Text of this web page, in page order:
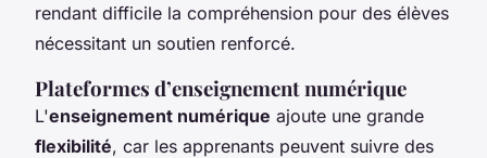
rendant difficile la compréhension pour des élèves
nécessitant un soutien renforcé.
Plateformes d’enseignement numérique
L'enseignement numérique ajoute une grande
flexibilité, car les apprenants peuvent suivre des